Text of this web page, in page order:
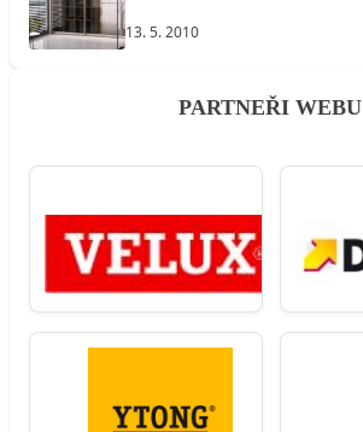
13. 5. 2010
PARTNEŘI WEBU